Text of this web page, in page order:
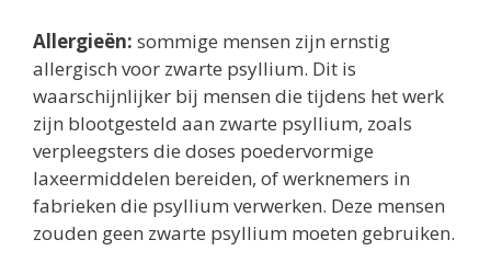
Allergieën: sommige mensen zijn ernstig
allergisch voor zwarte psyllium. Dit is
waarschijnlijker bij mensen die tijdens het werk
zijn blootgesteld aan zwarte psyllium, zoals
verpleegsters die doses poedervormige
laxeermiddelen bereiden, of werknemers in
fabrieken die psyllium verwerken. Deze mensen
zouden geen zwarte psyllium moeten gebruiken.